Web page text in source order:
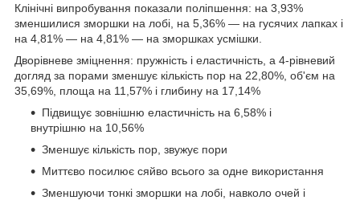
Клінічні випробування показали поліпшення: на 3,93%
зменшилися зморшки на лобі, на 5,36% — на гусячих лапках і
на 4,81% — на 4,81% — на зморшках усмішки.
Дворівневе зміцнення: пружність і еластичність, а 4-рівневий
догляд за порами зменшує кількість пор на 22,80%, об'єм на
35,69%, площа на 11,57% і глибину на 17,14%
Підвищує зовнішню еластичність на 6,58% і
внутрішню на 10,56%
Зменшує кількість пор, звужує пори
Миттєво посилює сяйво всього за одне використання
Зменшуючи тонкі зморшки на лобі, навколо очей і